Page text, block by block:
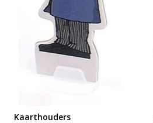
Kaarthouders